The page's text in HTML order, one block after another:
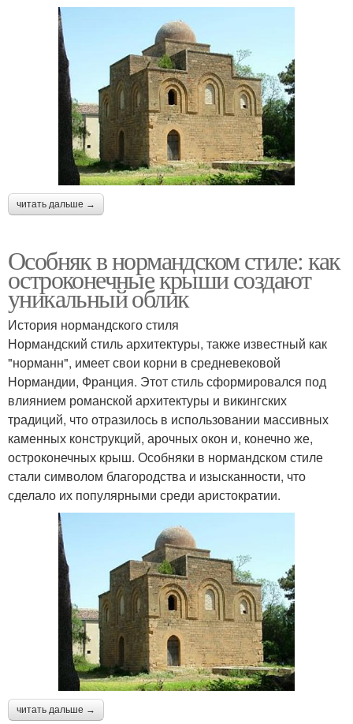
читать дальше →
Особняк в нормандском стиле: как
остроконечные крыши создают
уникальный облик
История нормандского стиля
Нормандский стиль архитектуры, также известный как
"норманн", имеет свои корни в средневековой
Нормандии, Франция. Этот стиль сформировался под
влиянием романской архитектуры и викингских
традиций, что отразилось в использовании массивных
каменных конструкций, арочных окон и, конечно же,
остроконечных крыш. Особняки в нормандском стиле
стали символом благородства и изысканности, что
сделало их популярными среди аристократии.
читать дальше →